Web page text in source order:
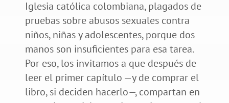
Iglesia católica colombiana, plagados de
pruebas sobre abusos sexuales contra
niños, niñas y adolescentes, porque dos
manos son insuficientes para esa tarea.
Por eso, los invitamos a que después de
leer el primer capítulo —y de comprar el
libro, si deciden hacerlo—, compartan en